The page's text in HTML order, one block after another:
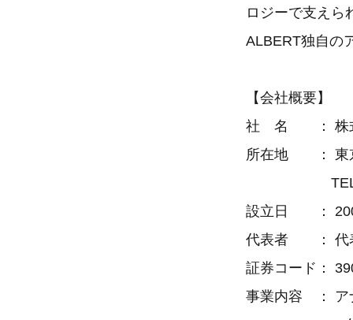
ロジーで支えら
ALBERT独自の
【会社概要】
社 名 ： 株式
所在地 ： 東
TEL: 03-
設立日 ：
代表者 ： 代
証券コード：
事業内容 ： ア